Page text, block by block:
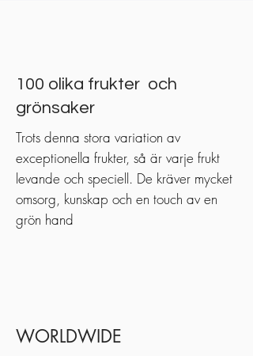
100 olika frukter och
grönsaker
Trots denna stora variation av
exceptionella frukter, så är varje frukt
levande och speciell. De kräver mycket
omsorg, kunskap och en touch av en
grön hand
WORLDWIDE